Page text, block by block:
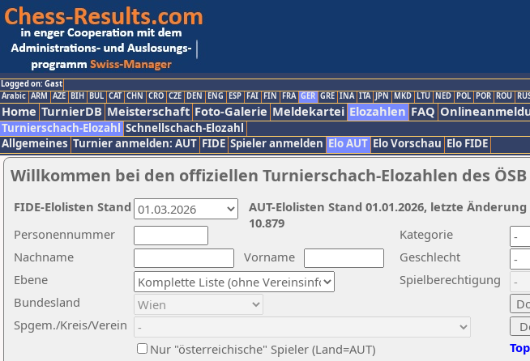
Logged on: Gast
Arabic ARM AZE BIH BUL CAT CHN CRO CZE DEN ENG ESP FAI FIN FRA GER GRE INA ITA JPN MKD LTU NED POL POR ROU
Home TurnierDB Meisterschaft Foto-Galerie Meldekartei Elozahlen FAQ
Turnierschach-Elozahl Schnellschach-Elozahl
Allgemeines Turnier anmelden: AUT FIDE Spieler anmelden Elo AUT Elo Vorschau Elo FIDE
Willkommen bei den offiziellen Turnierschach-Elozahlen des ÖSB
Nachname
Vorname
Ebene
Kategorie
Personennummer
Bundesland
Spgem./Kreis/Verein
Geschlecht
Nur "österreichische" Spieler (Land=AUT)
Spielberechtigung
AUT-Elolisten Stand 01.01.2026, letzte
10.879
FIDE-Elolisten Stand